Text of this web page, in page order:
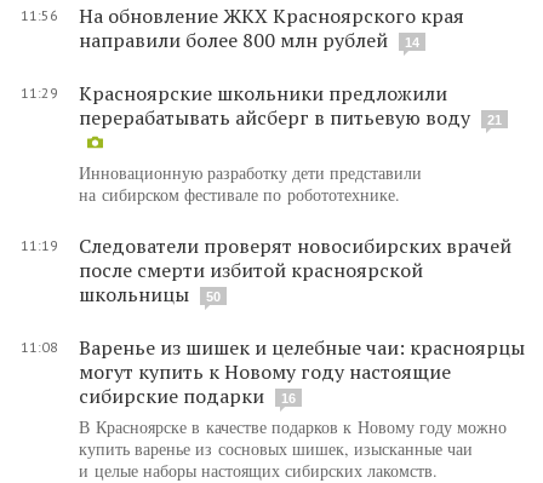
11:56
На обновление ЖКХ Красноярского края
направили более 800 млн рублей
14
11:29
Красноярские школьники предложили
перерабатывать айсберг в питьевую воду
21
Инновационную разработку дети представили
на сибирском фестивале по робототехнике.
11:19
Следователи проверят новосибирских врачей
после смерти избитой красноярской
школьницы
50
11:08
Варенье из шишек и целебные чаи: красноярцы
могут купить к Новому году настоящие
сибирские подарки
16
В Красноярске в качестве подарков к Новому году можно
купить варенье из сосновых шишек, изысканные чаи
и целые наборы настоящих сибирских лакомств.